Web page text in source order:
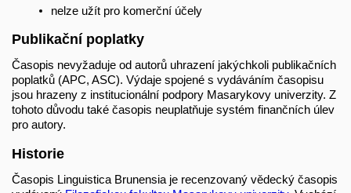
nelze užít pro komerční účely
Publikační poplatky
Časopis nevyžaduje od autorů uhrazení jakýchkoli publikačních
poplatků (APC, ASC). Výdaje spojené s vydáváním časopisu
jsou hrazeny z institucionální podpory Masarykovy univerzity. Z
tohoto důvodu také časopis neuplatňuje systém finančních úlev
pro autory.
Historie
Časopis Linguistica Brunensia je recenzovaný vědecký časopis